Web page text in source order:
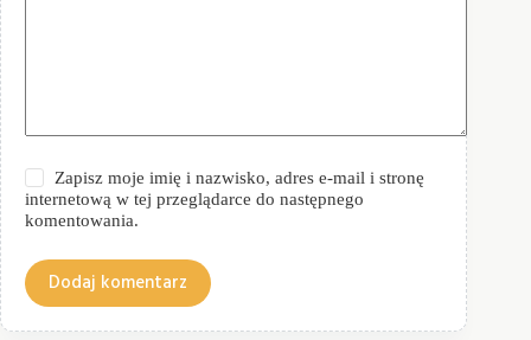
Zapisz moje imię i nazwisko, adres e-mail i stronę
internetową w tej przeglądarce do następnego
komentowania.
Dodaj komentarz